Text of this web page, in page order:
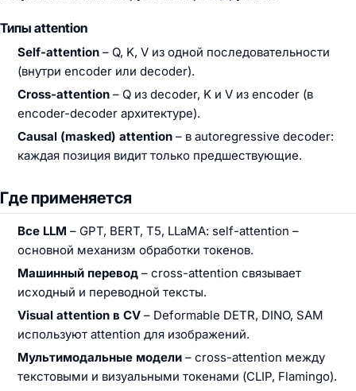
Типы attention
Self-attention – Q, K, V из одной последовательности
(внутри encoder или decoder).
Cross-attention – Q из decoder, K и V из encoder (в
encoder-decoder архитектуре).
Causal (masked) attention – в autoregressive decoder:
каждая позиция видит только предшествующие.
Где применяется
Все LLM – GPT, BERT, T5, LLaMA: self-attention –
основной механизм обработки токенов.
Машинный перевод – cross-attention связывает
исходный и переводной тексты.
Visual attention в CV – Deformable DETR, DINO, SAM
используют attention для изображений.
Мультимодальные модели – cross-attention между
текстовыми и визуальными токенами (CLIP, Flamingo).